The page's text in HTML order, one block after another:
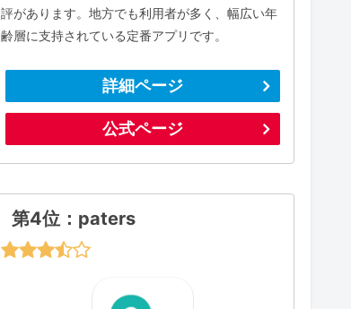
評があります。地方でも利用者が多く、幅広い年
齢層に支持されている定番アプリです。
詳細ページ
公式ページ
第4位：paters